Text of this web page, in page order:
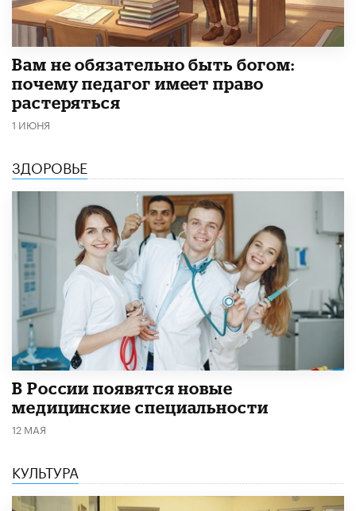
​Вам не обязательно быть богом:
почему педагог имеет право
растеряться
1 ИЮНЯ
ЗДОРОВЬЕ
В России появятся новые
медицинские специальности
12 МАЯ
КУЛЬТУРА